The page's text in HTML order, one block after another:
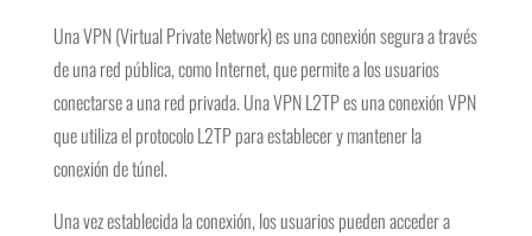
Una VPN (Virtual Private Network) es una conexión segura a través
de una red pública, como Internet, que permite a los usuarios
conectarse a una red privada. Una VPN L2TP es una conexión VPN
que utiliza el protocolo L2TP para establecer y mantener la
conexión de túnel.
Una vez establecida la conexión, los usuarios pueden acceder a